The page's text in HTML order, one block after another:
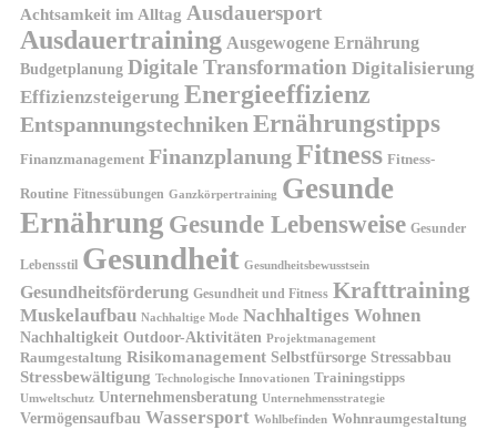
Achtsamkeit im Alltag Ausdauersport
Ausdauertraining Ausgewogene Ernährung
Budgetplanung Digitale Transformation Digitalisierung
Effizienzsteigerung Energieeffizienz
EntspannungstechnikenErnährungstipps
Finanzmanagement FinanzplanungFitness Fitness-
Routine Fitnessübungen Ganzkörpertraining Gesunde
Ernährung Gesunde Lebensweise Gesunder
Lebensstil Gesundheit Gesundheitsbewusstsein
Gesundheitsförderung Gesundheit und Fitness Krafttraining
Muskelaufbau Nachhaltige Mode Nachhaltiges Wohnen
Nachhaltigkeit Outdoor-Aktivitäten Projektmanagement
Raumgestaltung Risikomanagement Selbstfürsorge Stressabbau
Stressbewältigung Technologische Innovationen Trainingstipps
Umweltschutz Unternehmensberatung Unternehmensstrategie
Vermögensaufbau Wassersport Wohlbefinden Wohnraumgestaltung